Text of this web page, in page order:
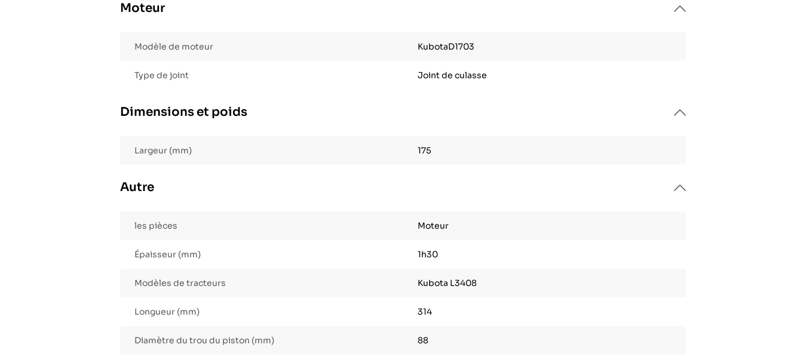
Moteur
Modèle de moteur KubotaD1703
Type de joint Joint de culasse
Dimensions et poids
Largeur (mm) 175
Autre
les pièces Moteur
Épaisseur (mm) 1h30
Modèles de tracteurs Kubota L3408
Longueur (mm) 314
Diamètre du trou du piston (mm) 88